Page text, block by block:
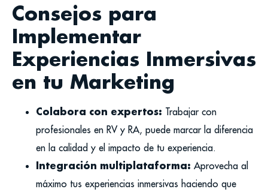
Consejos para
Implementar
Experiencias Inmersivas
en tu Marketing
Colabora con expertos: Trabajar con
profesionales en RV y RA, puede marcar la diferencia
en la calidad y el impacto de tu experiencia.
Integración multiplataforma: Aprovecha al
máximo tus experiencias inmersivas haciendo que